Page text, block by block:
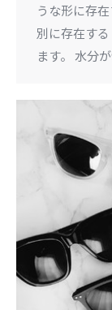
うな形に存
別に存在す
ます。 水分